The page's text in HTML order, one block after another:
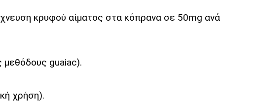
κρυφού αίματος στα κόπρανα σε 50mg ανά
μεθόδους guaiac).
χρήση).